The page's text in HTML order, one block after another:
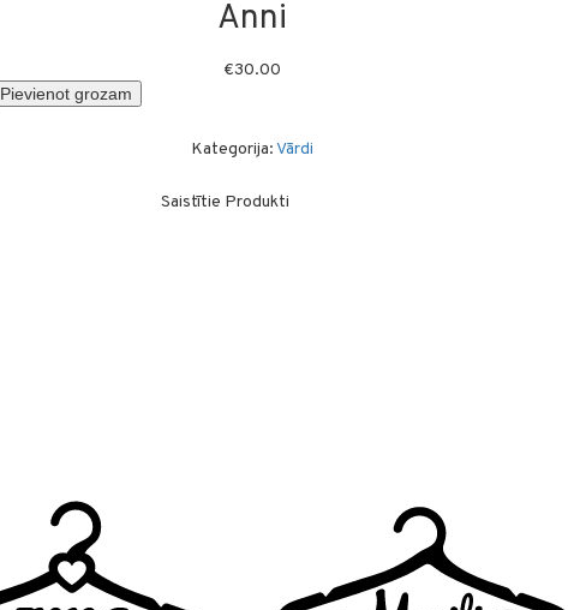
Anni
€30.00
Pievienot grozam
Kategorija:Vārdi
Saistītie Produkti